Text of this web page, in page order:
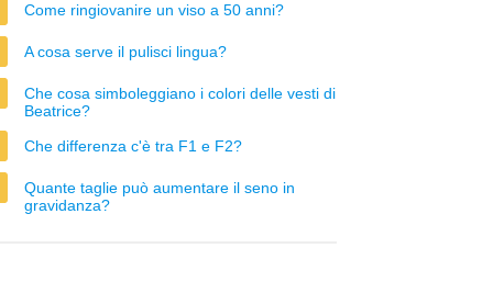
Come ringiovanire un viso a 50 anni?
A cosa serve il pulisci lingua?
Che cosa simboleggiano i colori delle vesti di
Beatrice?
Che differenza c'è tra F1 e F2?
Quante taglie può aumentare il seno in
gravidanza?